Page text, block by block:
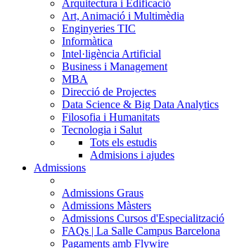
Arquitectura i Edificació
Art, Animació i Multimèdia
Enginyeries TIC
Informàtica
Intel·ligència Artificial
Business i Management
MBA
Direcció de Projectes
Data Science & Big Data Analytics
Filosofia i Humanitats
Tecnologia i Salut
Tots els estudis
Admisions i ajudes
Admissions
Admissions Graus
Admissions Màsters
Admissions Cursos d'Especialització
FAQs | La Salle Campus Barcelona
Pagaments amb Flywire